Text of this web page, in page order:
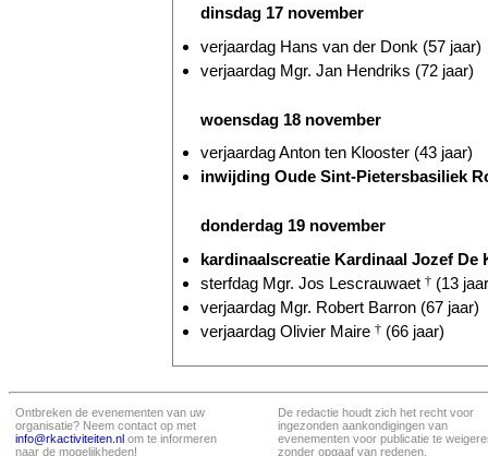
dinsdag 17 november
verjaardag Hans van der Donk (57 jaar)
verjaardag Mgr. Jan Hendriks (72 jaar)
woensdag 18 november
verjaardag Anton ten Klooster (43 jaar)
inwijding Oude Sint-Pietersbasiliek
donderdag 19 november
kardinaalscreatie Kardinaal Jozef De
sterfdag Mgr. Jos Lescrauwaet † (13
verjaardag Mgr. Robert Barron (67 jaar)
verjaardag Olivier Maire † (66 jaar)
Ontbreken de evenementen van uw
organisatie? Neem contact op met
info@rkactiviteiten.nl om te informeren
naar de mogelijkheden!
De redactie houdt zich het recht voor
ingezonden aankondigingen van
evenementen voor publicatie te
zonder opgaaf van redenen.